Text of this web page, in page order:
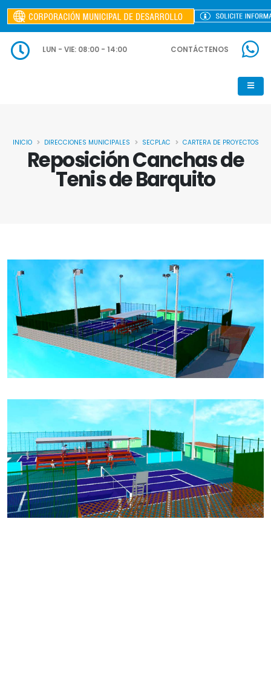
LUN - VIE: 08:00 - 14:00 CONTÁCTENOS
Reposición Canchas de
Tenis de Barquito
INICIO DIRECCIONES MUNICIPALES SECPLAC CARTERA DE PROYECTOS